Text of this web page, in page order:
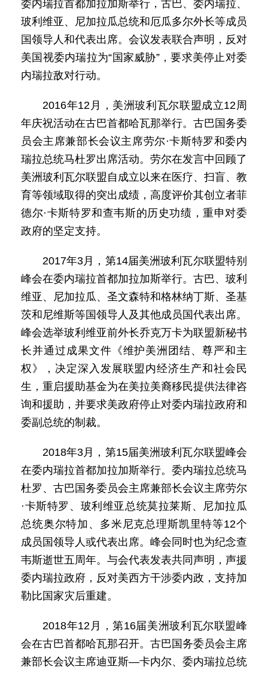
委内瑞拉首都加拉加斯举行，古巴、委内瑞拉、
玻利维亚、尼加拉瓜总统和厄瓜多尔外长等成员
国领导人和代表出席。会议发表联合声明，反对
美国视委内瑞拉为“国家威胁”，要求美停止对委
内瑞拉敌对行动。
2016年12月，美洲玻利瓦尔联盟成立12周
年庆祝活动在古巴首都哈瓦那举行。古巴国务委
员会主席兼部长会议主席劳尔·卡斯特罗和委内
瑞拉总统马杜罗出席活动。劳尔在发言中回顾了
美洲玻利瓦尔联盟自成立以来在医疗、扫盲、教
育等领域取得的突出成绩，高度评价其创立者菲
德尔·卡斯特罗和查韦斯的历史功绩，重申对委
政府的坚定支持。
2017年3月，第14届美洲玻利瓦尔联盟特别
峰会在委内瑞拉首都加拉加斯举行。古巴、玻利
维亚、尼加拉瓜、圣文森特和格林纳丁斯、圣基
茨和尼维斯等国领导人及其他成员国代表出席。
峰会选举玻利维亚前外长乔克万卡为联盟新秘书
长并通过成果文件《维护美洲团结、尊严和主
权》，决定深入发展联盟内经济生产和社会民
生，重启援助基金为在美拉美裔移民提供法律咨
询和援助，并要求美政府停止对委内瑞拉政府和
委副总统的制裁。
2018年3月，第15届美洲玻利瓦尔联盟峰会
在委内瑞拉首都加拉加斯举行。委内瑞拉总统马
杜罗、古巴国务委员会主席兼部长会议主席劳尔
·卡斯特罗、玻利维亚总统莫拉莱斯、尼加拉瓜
总统奥尔特加、多米尼克总理斯凯里特等12个
成员国领导人或代表出席。峰会同时也为纪念查
韦斯逝世五周年。与会代表发表共同声明，声援
委内瑞拉政府，反对美西方干涉委内政，支持加
勒比国家灾后重建。
2018年12月，第16届美洲玻利瓦尔联盟峰
会在古巴首都哈瓦那召开。古巴国务委员会主席
兼部长会议主席迪亚斯—卡内尔、委内瑞拉总统